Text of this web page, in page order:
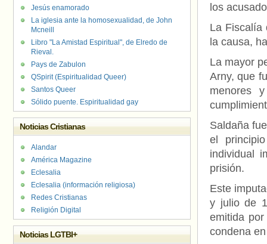
los
La Fiscalía
la causa,
La mayor
Arny, que
menores
Saldaña
el
individual
prisión.
Este
y julio de
emitida
condena
Jesús enamorado
La iglesia ante la homosexualidad, de John
Mcneill
Libro "La Amistad Espiritual", de Elredo de
Rieval.
Pays de Zabulon
QSpirit (Espiritualidad Queer)
Santos Queer
Sólido puente. Espiritualidad gay
Noticias Cristianas
Alandar
América Magazine
Eclesalia
Eclesalia (información religiosa)
Redes Cristianas
Religión Digital
Noticias LGTBI+